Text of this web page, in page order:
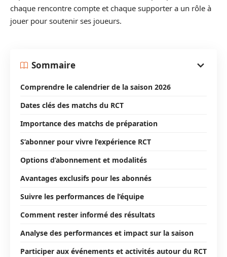
chaque rencontre compte et chaque supporter a un rôle à
jouer pour soutenir ses joueurs.
Sommaire
Comprendre le calendrier de la saison 2026
Dates clés des matchs du RCT
Importance des matchs de préparation
S’abonner pour vivre l’expérience RCT
Options d’abonnement et modalités
Avantages exclusifs pour les abonnés
Suivre les performances de l’équipe
Comment rester informé des résultats
Analyse des performances et impact sur la saison
Participer aux événements et activités autour du RCT